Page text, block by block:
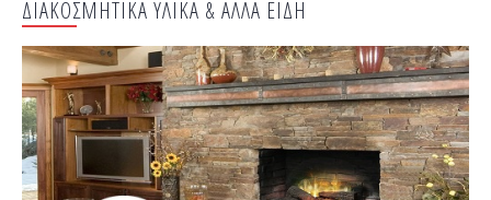
ΔΙΑΚΟΣΜΗΤΙΚΑ ΥΛΙΚΑ & ΑΛΛΑ ΕΙΔΗ